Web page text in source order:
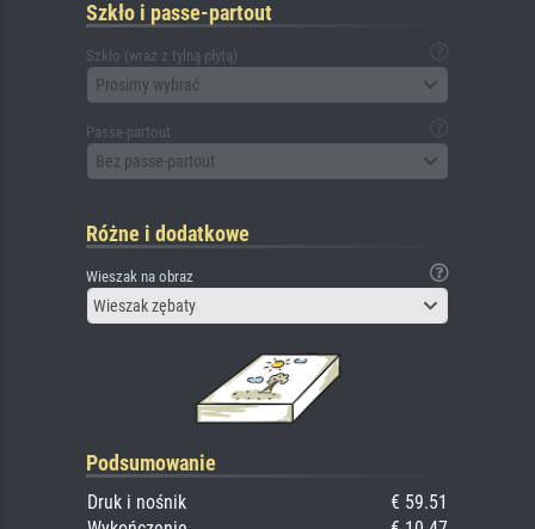
Szkło i passe-partout
Szkło (wraz z tylną płytą)
Prosimy wybrać
Passe-partout
Bez passe-partout
Różne i dodatkowe
Wieszak na obraz
Wieszak zębaty
Podsumowanie
Druk i nośnik
€ 59.51